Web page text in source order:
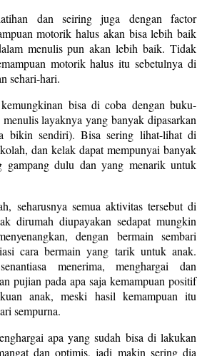
dan seiring juga dengan factor
motorik halus akan bisa lebih baik
menulis pun akan lebih baik. Tidak
motorik halus itu sebetulnya di
sehari-hari.
bisa di coba dengan buku-
layaknya yang banyak dipasarkan
bikin sendiri). Bisa sering lihat-lihat di
dan kelak dapat mempunyai banyak
dulu dan yang menarik untuk
seharusnya semua aktivitas tersebut di
dirumah diupayakan sedapat mungkin
dengan bermain sembari
cara bermain yang tarik untuk anak.
menerima, menghargai dan
pujian pada apa saja kemampuan positif
anak, meski hasil kemampuan itu
sempurna.
apa yang sudah bisa di lakukan
dan optimis, jadi makin sering dia